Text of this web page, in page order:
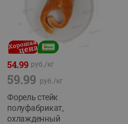
54.99 руб./кг
59.99 руб./кг
Форель стейк
полуфабрикат,
охлажденный